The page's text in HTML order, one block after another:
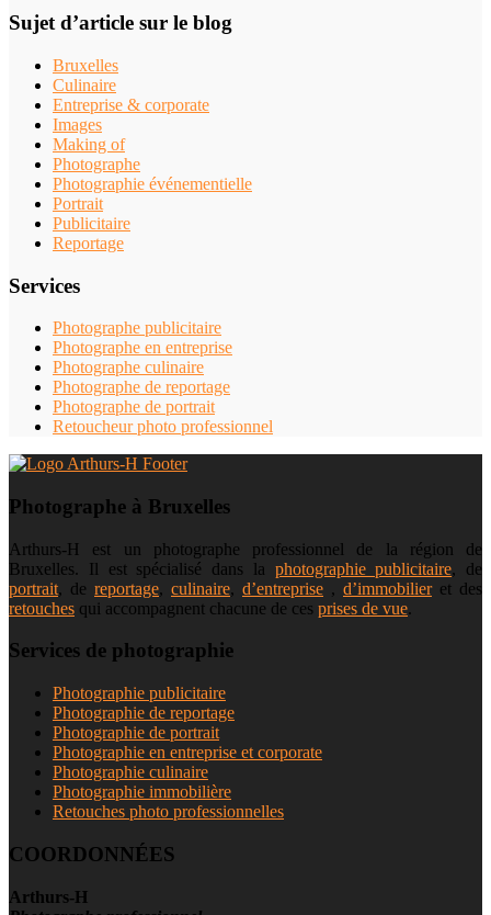
Sujet d’article sur le blog
Bruxelles
Culinaire
Entreprise & corporate
Images
Making of
Photographe
Photographie événementielle
Portrait
Publicitaire
Reportage
Services
Photographe publicitaire
Photographe en entreprise
Photographe culinaire
Photographe de reportage
Photographe de portrait
Retoucheur photo professionnel
Photographe à Bruxelles
Arthurs-H est un photographe professionnel de la région de
Bruxelles. Il est spécialisé dans la photographie publicitaire, de
portrait, de reportage, culinaire, d’entreprise , d’immobilieret des
retouches qui accompagnent chacune de ces prises de vue.
Services de photographie
Photographie publicitaire
Photographie de reportage
Photographie de portrait
Photographie en entreprise et corporate
Photographie culinaire
Photographie immobilière
Retouches photo professionnelles
COORDONNÉES
Arthurs-H